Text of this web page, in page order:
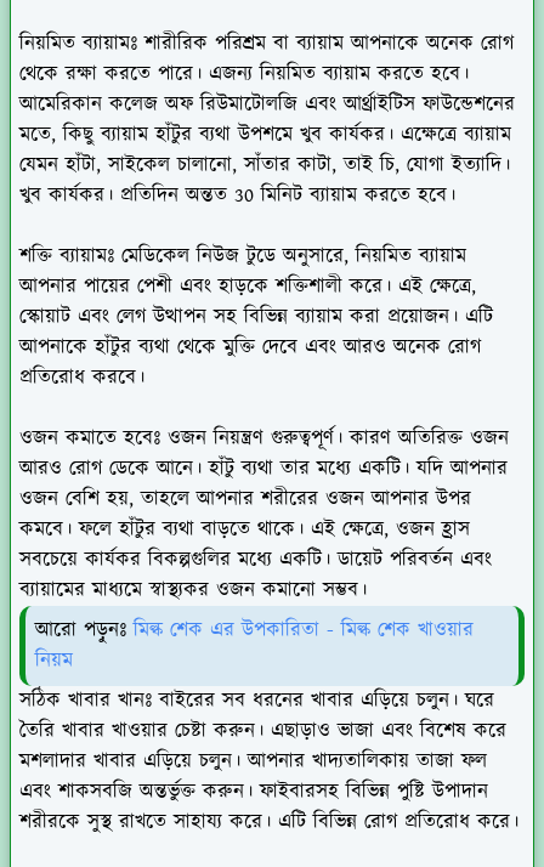
নিয়মিত ব্যায়ামঃ শারীরিক পরিশ্রম বা ব্যায়াম আপনাকে অনেক রোগ
থেকে রক্ষা করতে পারে। এজন্য নিয়মিত ব্যায়াম করতে হবে।
আমেরিকান কলেজ অফ রিউমাটোলজি এবং আর্থ্রাইটিস ফাউন্ডেশনের
মতে, কিছু ব্যায়াম হাঁটুর ব্যথা উপশমে খুব কার্যকর। এক্ষেত্রে ব্যায়াম
যেমন হাঁটা, সাইকেল চালানো, সাঁতার কাটা, তাই চি, যোগা ইত্যাদি।
খুব কার্যকর। প্রতিদিন অন্তত 30 মিনিট ব্যায়াম করতে হবে।
শক্তি ব্যায়ামঃ মেডিকেল নিউজ টুডে অনুসারে, নিয়মিত ব্যায়াম
আপনার পায়ের পেশী এবং হাড়কে শক্তিশালী করে। এই ক্ষেত্রে,
স্কোয়াট এবং লেগ উত্থাপন সহ বিভিন্ন ব্যায়াম করা প্রয়োজন। এটি
আপনাকে হাঁটুর ব্যথা থেকে মুক্তি দেবে এবং আরও অনেক রোগ
প্রতিরোধ করবে।
ওজন কমাতে হবেঃ ওজন নিয়ন্ত্রণ গুরুত্বপূর্ণ। কারণ অতিরিক্ত ওজন
আরও রোগ ডেকে আনে। হাঁটু ব্যথা তার মধ্যে একটি। যদি আপনার
ওজন বেশি হয়, তাহলে আপনার শরীরের ওজন আপনার উপর
কমবে। ফলে হাঁটুর ব্যথা বাড়তে থাকে। এই ক্ষেত্রে, ওজন হ্রাস
সবচেয়ে কার্যকর বিকল্পগুলির মধ্যে একটি। ডায়েট পরিবর্তন এবং
ব্যায়ামের মাধ্যমে স্বাস্থ্যকর ওজন কমানো সম্ভব।
আরো পড়ুনঃমিল্ক শেক এর উপকারিতা - মিল্ক শেক খাওয়ার
নিয়ম
সঠিক খাবার খানঃ বাইরের সব ধরনের খাবার এড়িয়ে চলুন। ঘরে
তৈরি খাবার খাওয়ার চেষ্টা করুন। এছাড়াও ভাজা এবং বিশেষ করে
মশলাদার খাবার এড়িয়ে চলুন। আপনার খাদ্যতালিকায় তাজা ফল
এবং শাকসবজি অন্তর্ভুক্ত করুন। ফাইবারসহ বিভিন্ন পুষ্টি উপাদান
শরীরকে সুস্থ রাখতে সাহায্য করে। এটি বিভিন্ন রোগ প্রতিরোধ করে।